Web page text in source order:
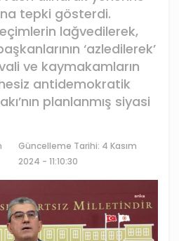
tepki gösterdi.
lağvedilerek,
‘azledilerek’
ve kaymakamların
antidemokratik
planlanmış siyasi
Güncelleme Tarihi: 4 Kasım
2024 - 11:10:30